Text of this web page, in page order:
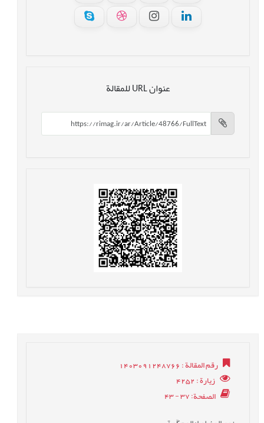
عنوان URL للمقالة
رقم المقالة: 1403091248766
زيارة: 4252
الصفحة: 37 - 43